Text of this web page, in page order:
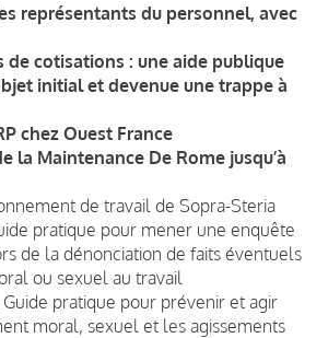
représentants du personnel, avec
de cotisations : une aide publique
initial et devenue une trappe à
chez Ouest France
la Maintenance De Rome jusqu’à
de travail de Sopra-Steria
pratique pour mener une enquête
de la dénonciation de faits éventuels
ou sexuel au travail
Guide pratique pour prévenir et agir
moral, sexuel et les agissements